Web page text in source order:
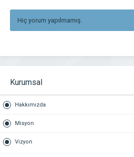
Hiç yorum yapılmamış.
Kurumsal
Hakkımızda
Misyon
Vizyon